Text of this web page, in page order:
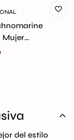
Mujer
del estilo